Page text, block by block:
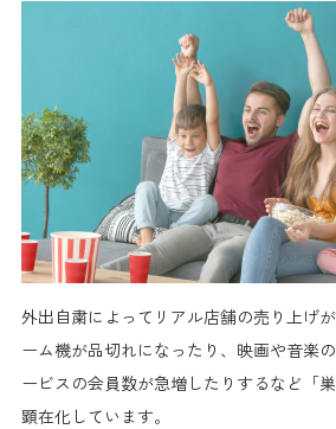
外出自粛によってリアル店舗の売り上げ
ーム機が品切れになったり、映画や音楽
ービスの会員数が急増したりするなど 「
顕在化しています。